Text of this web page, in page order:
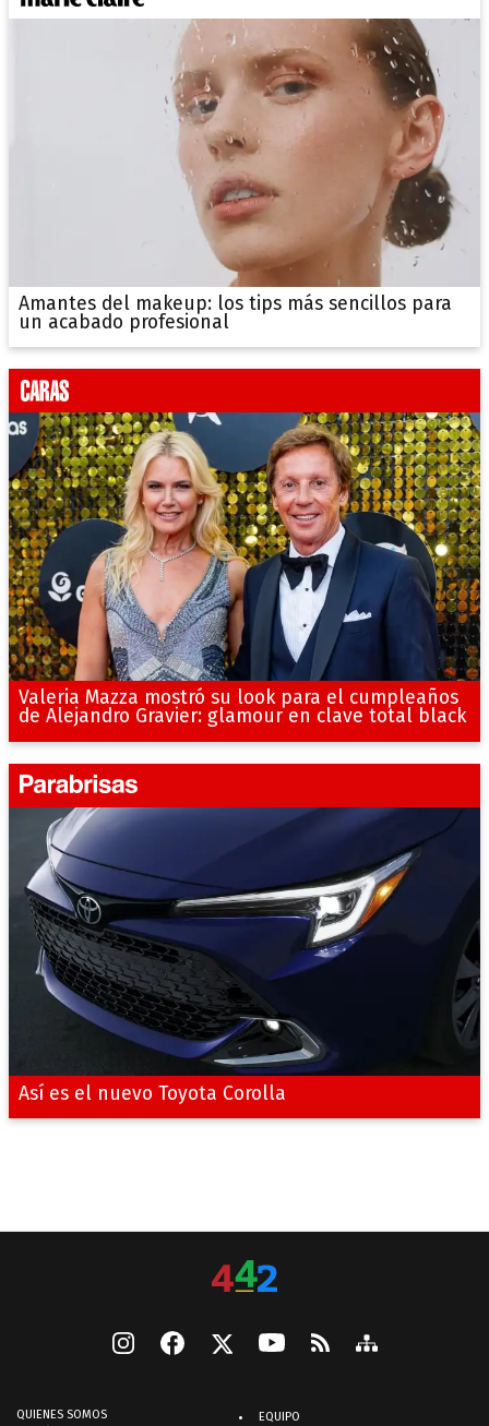
Amantes del makeup: los tips más sencillos para
un acabado profesional
Valeria Mazza mostró su look para el cumpleaños
de Alejandro Gravier: glamour en clave total black
Así es el nuevo Toyota Corolla
QUIENES SOMOS
EQUIPO